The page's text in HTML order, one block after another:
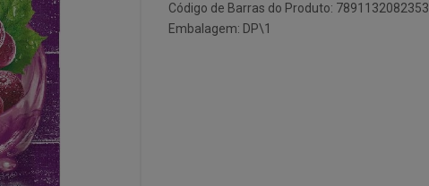
Código de Barras do Produto: 7891132082353
Embalagem: DP\1